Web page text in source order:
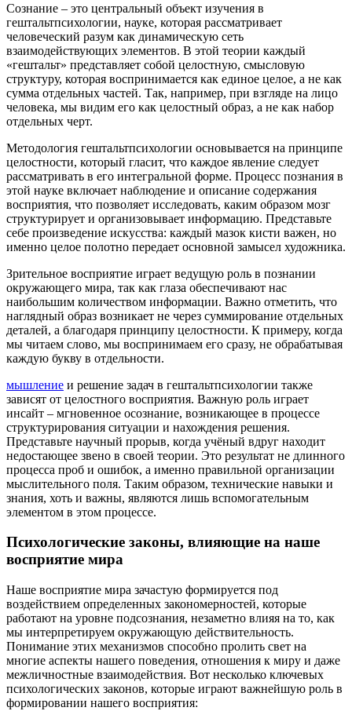
Сознание – это центральный объект изучения в
гештальтпсихологии, науке, которая рассматривает
человеческий разум как динамическую сеть
взаимодействующих элементов. В этой теории каждый
«гештальт» представляет собой целостную, смысловую
структуру, которая воспринимается как единое целое, а не как
сумма отдельных частей. Так, например, при взгляде на лицо
человека, мы видим его как целостный образ, а не как набор
отдельных черт.
Методология гештальтпсихологии основывается на принципе
целостности, который гласит, что каждое явление следует
рассматривать в его интегральной форме. Процесс познания в
этой науке включает наблюдение и описание содержания
восприятия, что позволяет исследовать, каким образом мозг
структурирует и организовывает информацию. Представьте
себе произведение искусства: каждый мазок кисти важен, но
именно целое полотно передает основной замысел художника.
Зрительное восприятие играет ведущую роль в познании
окружающего мира, так как глаза обеспечивают нас
наибольшим количеством информации. Важно отметить, что
наглядный образ возникает не через суммирование отдельных
деталей, а благодаря принципу целостности. К примеру, когда
мы читаем слово, мы воспринимаем его сразу, не обрабатывая
каждую букву в отдельности.
мышление и решение задач в гештальтпсихологии также
зависят от целостного восприятия. Важную роль играет
инсайт – мгновенное осознание, возникающее в процессе
структурирования ситуации и нахождения решения.
Представьте научный прорыв, когда учёный вдруг находит
недостающее звено в своей теории. Это результат не длинного
процесса проб и ошибок, а именно правильной организации
мыслительного поля. Таким образом, технические навыки и
знания, хоть и важны, являются лишь вспомогательным
элементом в этом процессе.
Психологические законы, влияющие на наше
восприятие мира
Наше восприятие мира зачастую формируется под
воздействием определенных закономерностей, которые
работают на уровне подсознания, незаметно влияя на то, как
мы интерпретируем окружающую действительность.
Понимание этих механизмов способно пролить свет на
многие аспекты нашего поведения, отношения к миру и даже
межличностные взаимодействия. Вот несколько ключевых
психологических законов, которые играют важнейшую роль в
формировании нашего восприятия: